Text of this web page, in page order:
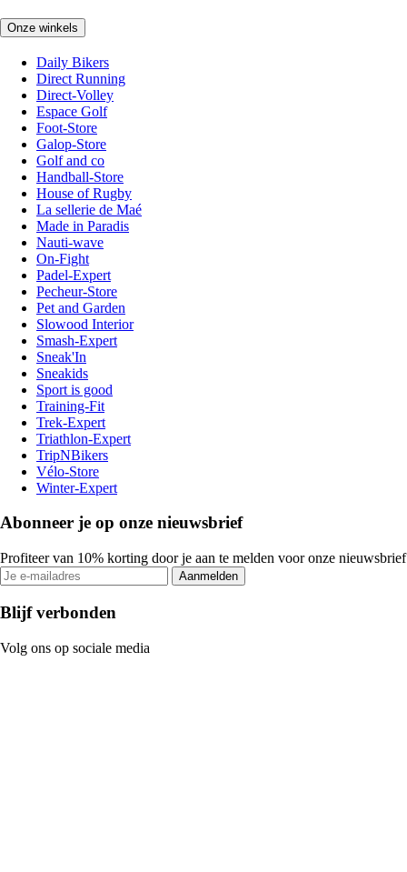
Onze winkels
Daily Bikers
Direct Running
Direct-Volley
Espace Golf
Foot-Store
Galop-Store
Golf and co
Handball-Store
House of Rugby
La sellerie de Maé
Made in Paradis
Nauti-wave
On-Fight
Padel-Expert
Pecheur-Store
Pet and Garden
Slowood Interior
Smash-Expert
Sneak'In
Sneakids
Sport is good
Training-Fit
Trek-Expert
Triathlon-Expert
TripNBikers
Vélo-Store
Winter-Expert
Abonneer je op onze nieuwsbrief
Profiteer van 10% korting door je aan te melden voor onze nieuwsbrief
Aanmelden
Blijf verbonden
Volg ons op sociale media